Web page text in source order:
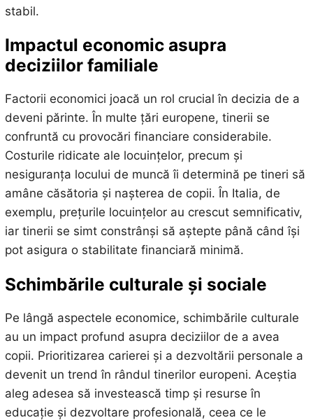
stabil.
Impactul economic asupra
deciziilor familiale
Factorii economici joacă un rol crucial în decizia de a
deveni părinte. În multe țări europene, tinerii se
confruntă cu provocări financiare considerabile.
Costurile ridicate ale locuințelor, precum și
nesiguranța locului de muncă îi determină pe tineri să
amâne căsătoria și nașterea de copii. În Italia, de
exemplu, prețurile locuințelor au crescut semnificativ,
iar tinerii se simt constrânși să aștepte până când își
pot asigura o stabilitate financiară minimă.
Schimbările culturale și sociale
Pe lângă aspectele economice, schimbările culturale
au un impact profund asupra deciziilor de a avea
copii. Prioritizarea carierei și a dezvoltării personale a
devenit un trend în rândul tinerilor europeni. Aceștia
aleg adesea să investească timp și resurse în
educație și dezvoltare profesională, ceea ce le